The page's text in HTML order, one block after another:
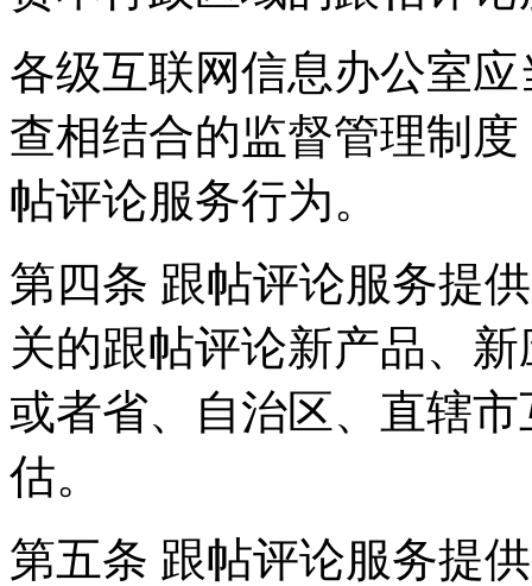
各级互联网信息办公室
查相结合的监督管理制
帖评论服务行为。
第四条 跟帖评论服务提
关的跟帖评论新产品、
或者省、自治区、直辖
估。
第五条 跟帖评论服务提